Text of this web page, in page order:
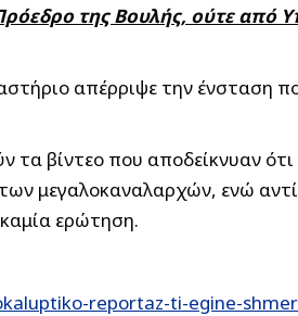
της Βουλής, ούτε από
απέρριψε την ένσταση
βίντεο που αποδείκνυαν
μεγαλοκαναλαρχών, ενώ
καμία ερώτηση.
reportaz-ti-egine-